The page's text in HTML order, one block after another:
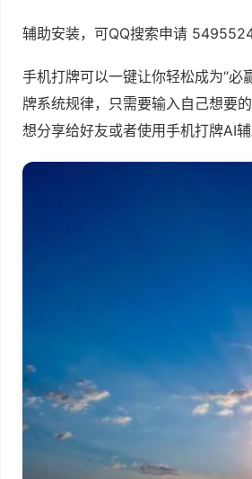
辅助安装，可QQ搜索申请
手机打牌可以一键让你轻松成为“必
牌系统规律，只需要输入自己想要
想分享给好友或者使用手机打牌AI辅